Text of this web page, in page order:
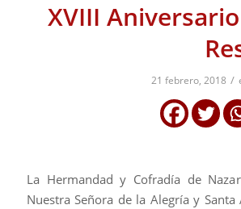
XVIII
21 febrero, 2018 /
La Hermandad y Cofradía de
Nuestra Señora de la Alegría y